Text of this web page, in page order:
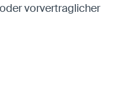
vorvertraglicher